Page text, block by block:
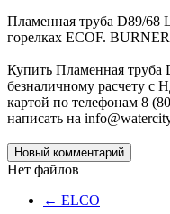
Пламенная труба D89/68
горелках ECOF. BURNER
Купить Пламенная
безналичному расчету с
картой по телефонам 8
написать на
Новый комментарий
Нет файлов
← ELCO